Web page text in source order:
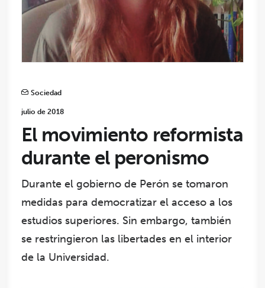
Sociedad
julio de 2018
El movimiento reformista
durante el peronismo
Durante el gobierno de Perón se tomaron
medidas para democratizar el acceso a los
estudios superiores. Sin embargo, también
se restringieron las libertades en el interior
de la Universidad.